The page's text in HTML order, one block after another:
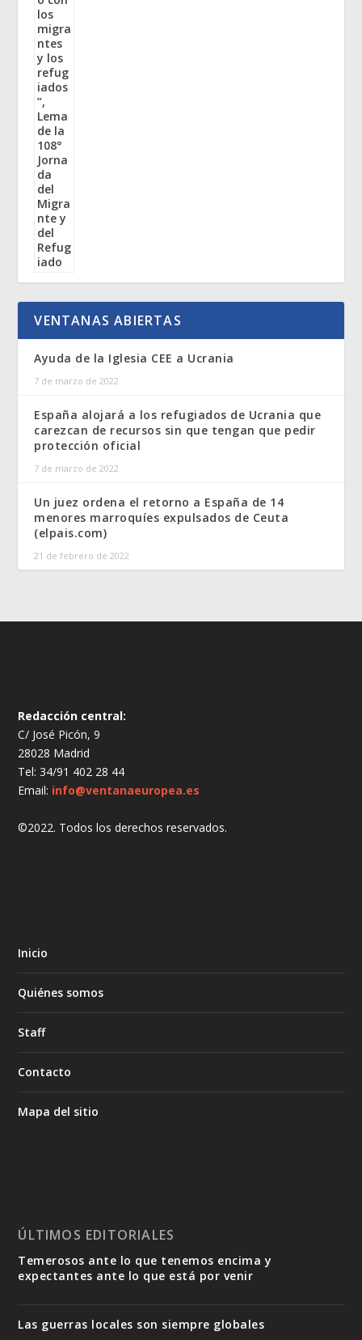
VENTANAS ABIERTAS
Ayuda de la Iglesia CEE a Ucrania
7 de marzo de 2022
España alojará a los refugiados de Ucrania que
carezcan de recursos sin que tengan que pedir
protección oficial
7 de marzo de 2022
Un juez ordena el retorno a España de 14
menores marroquíes expulsados de Ceuta
(elpais.com)
21 de febrero de 2022
Redacción central:
C/ José Picón, 9
28028 Madrid
Tel: 34/91 402 28 44
Email: info@ventanaeuropea.es
©2022. Todos los derechos reservados.
Inicio
Quiénes somos
Staff
Contacto
Mapa del sitio
ÚLTIMOS EDITORIALES
Temerosos ante lo que tenemos encima y
expectantes ante lo que está por venir
Las guerras locales son siempre globales